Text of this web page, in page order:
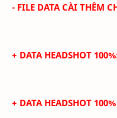
- FILE DATA CÀI THÊM
+ DATA HEADSHOT 100%
+ DATA HEADSHOT 100%